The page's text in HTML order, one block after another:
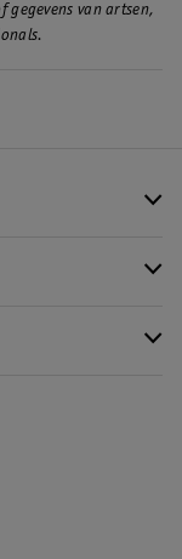
van artsen,